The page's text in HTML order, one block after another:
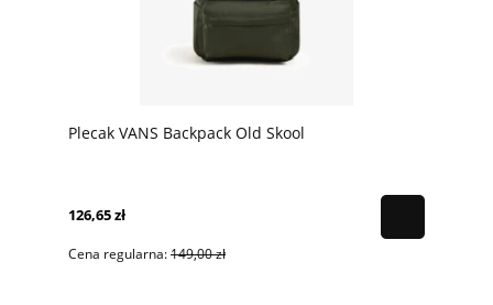
Plecak VANS Backpack Old Skool
126,65 zł
Cena regularna:149,00 zł